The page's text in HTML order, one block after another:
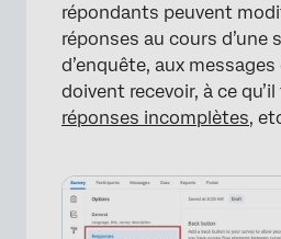
répondants peuvent
réponses au cours d’une
d’enquête, aux messages
doivent recevoir, à ce
réponses incomplètes,